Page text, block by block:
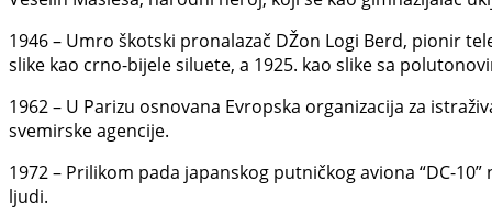
1946 – Umro škotski pronalazač DŽon Logi Berd, pionir
slike kao crno-bijele siluete, a 1925. kao slike sa
1962 – U Parizu osnovana Evropska organizacija za
svemirske agencije.
1972 – Prilikom pada japanskog putničkog aviona “DC-
ljudi.